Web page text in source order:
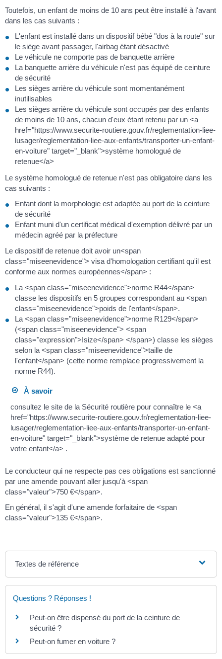
Toutefois, un enfant de moins de 10 ans peut être installé à l'avant
dans les cas suivants :
L'enfant est installé dans un dispositif bébé "dos à la route" sur
le siège avant passager, l'airbag étant désactivé
Le véhicule ne comporte pas de banquette arrière
La banquette arrière du véhicule n'est pas équipé de ceinture
de sécurité
Les sièges arrière du véhicule sont momentanément
inutilisables
Les sièges arrière du véhicule sont occupés par des enfants
de moins de 10 ans, chacun d'eux étant retenu par un <a
href="https://www.securite-routiere.gouv.fr/reglementation-liee-
lusager/reglementation-liee-aux-enfants/transporter-un-enfant-
en-voiture" target="_blank">système homologué de
retenue</a>
Le système homologué de retenue n'est pas obligatoire dans les
cas suivants :
Enfant dont la morphologie est adaptée au port de la ceinture
de sécurité
Enfant muni d'un certificat médical d'exemption délivré par un
médecin agréé par la préfecture
Le dispositif de retenue doit avoir un<span
class="miseenevidence"> visa d'homologation certifiant qu'il est
conforme aux normes européennes</span> :
La <span class="miseenevidence">norme R44</span>
classe les dispositifs en 5 groupes correspondant au <span
class="miseenevidence">poids de l'enfant</span>.
La <span class="miseenevidence">norme R129</span>
(<span class="miseenevidence"> <span
class="expression">Isize</span> </span>) classe les sièges
selon la <span class="miseenevidence">taille de
l'enfant</span> (cette norme remplace progressivement la
norme R44).
À savoir
consultez le site de la Sécurité routière pour connaître le <a
href="https://www.securite-routiere.gouv.fr/reglementation-liee-
lusager/reglementation-liee-aux-enfants/transporter-un-enfant-
en-voiture" target="_blank">système de retenue adapté pour
votre enfant</a> .
Le conducteur qui ne respecte pas ces obligations est sanctionné
par une amende pouvant aller jusqu'à <span
class="valeur">750 €</span>.
En général, il s'agit d'une amende forfaitaire de <span
class="valeur">135 €</span>.
Textes de référence
Questions ? Réponses !
Peut-on être dispensé du port de la ceinture de
sécurité ?
Peut-on fumer en voiture ?